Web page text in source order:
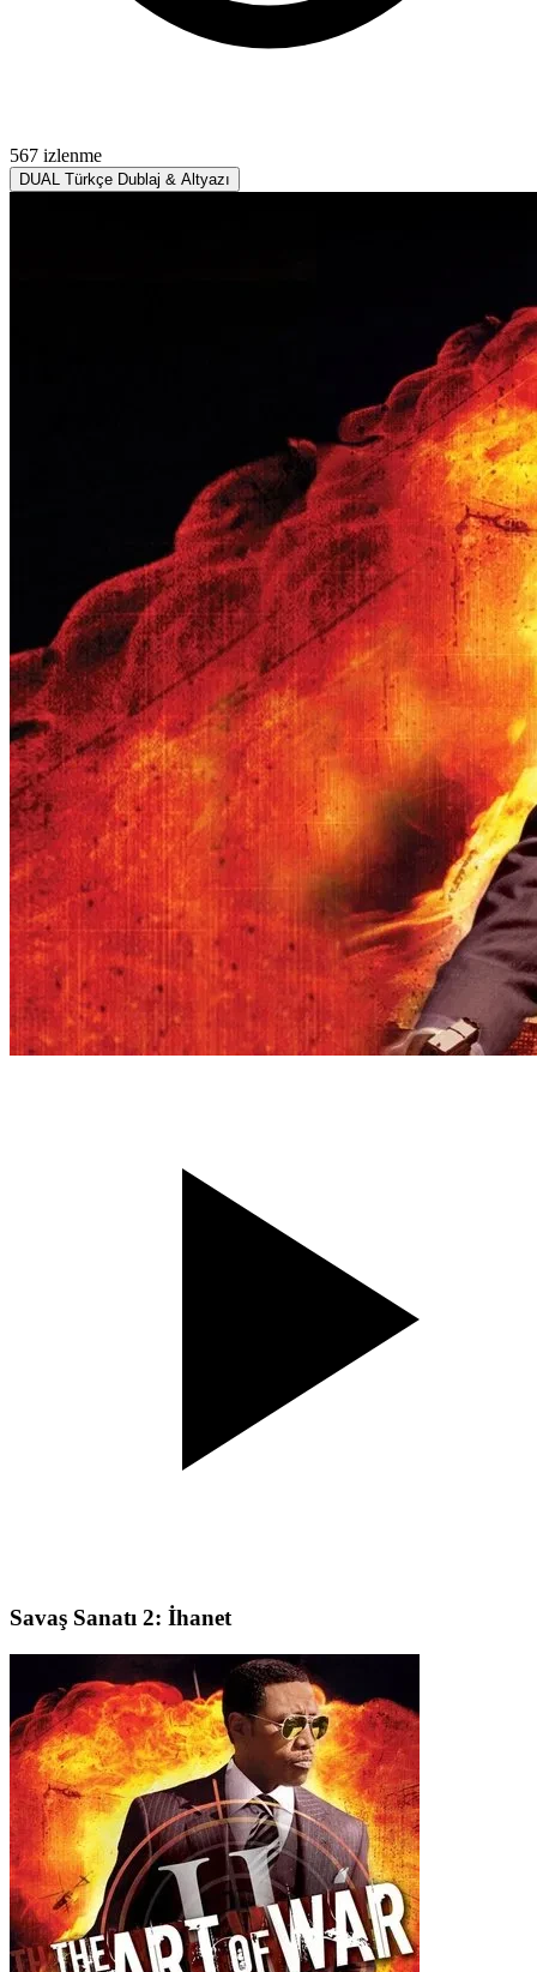
567 izlenme
DUAL Türkçe Dublaj & Altyazı
Savaş Sanatı 2: İhanet